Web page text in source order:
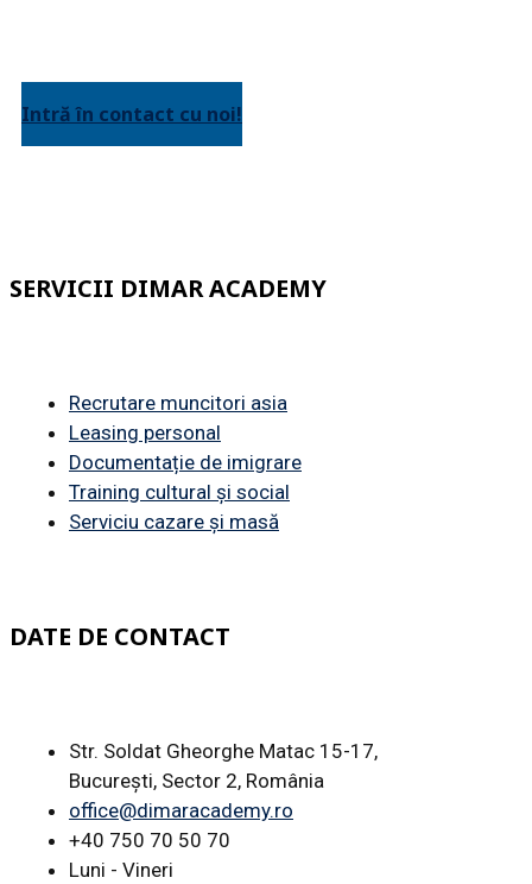
Intră în contact cu noi!
SERVICII DIMAR ACADEMY
Recrutare muncitori asia
Leasing personal
Documentație de imigrare
Training cultural și social
Serviciu cazare și masă
DATE DE CONTACT
Str. Soldat Gheorghe Matac 15-17,
București, Sector 2, România
office@dimaracademy.ro
+40 750 70 50 70
Luni - Vineri